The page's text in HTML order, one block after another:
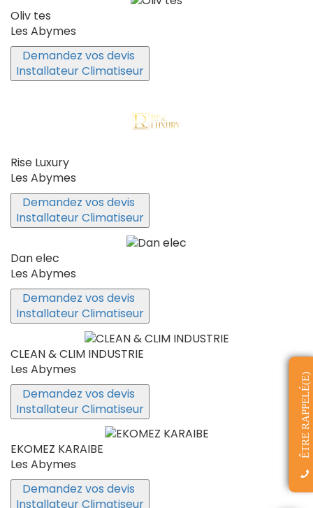
Oliv tes
Les Abymes
Demandez vos devis
Installateur Climatiseur
Rise Luxury
Les Abymes
Demandez vos devis
Installateur Climatiseur
Dan elec
Les Abymes
Demandez vos devis
Installateur Climatiseur
CLEAN & CLIM INDUSTRIE
Les Abymes
Demandez vos devis
Installateur Climatiseur
EKOMEZ KARAIBE
Les Abymes
Demandez vos devis
Installateur Climatiseur
ÊTRE RAPPELÉ(E)